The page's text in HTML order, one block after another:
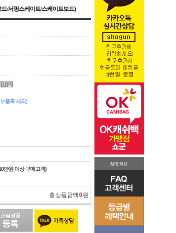
드/서핑스케이트/스케이트보드)
품목 제외)
만원 이상 구매고객)
총 상품 금액0 원